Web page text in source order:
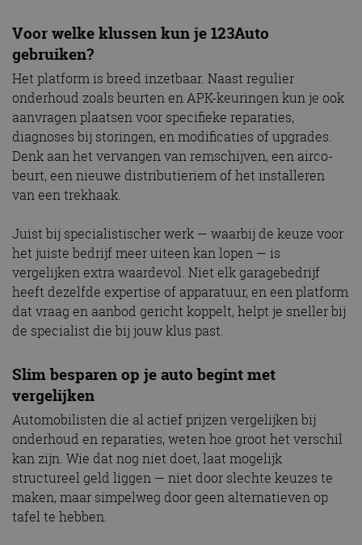
Voor welke klussen kun je 123Auto
gebruiken?
Het platform is breed inzetbaar. Naast regulier
onderhoud zoals beurten en APK-keuringen kun je ook
aanvragen plaatsen voor specifieke reparaties,
diagnoses bij storingen, en modificaties of upgrades.
Denk aan het vervangen van remschijven, een airco-
beurt, een nieuwe distributieriem of het installeren
van een trekhaak.
Juist bij specialistischer werk — waarbij de keuze voor
het juiste bedrijf meer uiteen kan lopen — is
vergelijken extra waardevol. Niet elk garagebedrijf
heeft dezelfde expertise of apparatuur, en een platform
dat vraag en aanbod gericht koppelt, helpt je sneller bij
de specialist die bij jouw klus past.
Slim besparen op je auto begint met
vergelijken
Automobilisten die al actief prijzen vergelijken bij
onderhoud en reparaties, weten hoe groot het verschil
kan zijn. Wie dat nog niet doet, laat mogelijk
structureel geld liggen — niet door slechte keuzes te
maken, maar simpelweg door geen alternatieven op
tafel te hebben.